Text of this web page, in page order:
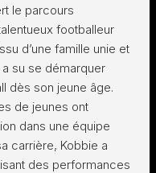
le parcours
footballeur
d’une famille unie et
su se démarquer
dès son jeune âge.
de jeunes ont
dans une équipe
carrière, Kobbie a
des performances